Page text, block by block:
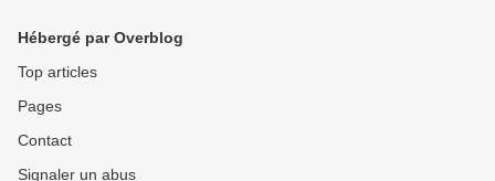
Hébergé par Overblog
Top articles
Pages
Contact
Signaler un abus